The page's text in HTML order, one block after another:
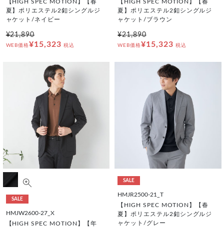
【HIGH SPEC MOTION】【春
夏】ポリエステル2釦シングルジ
ャケット/ネイビー
¥21,890
WEB価格¥15,323 税込
【HIGH SPEC MOTION】【春
夏】ポリエステル2釦シングルジ
ャケット/ブラウン
¥21,890
WEB価格¥15,323 税込
SALE
HMJW2600-27_X
【HIGH SPEC MOTION】【年
SALE
HMJR2500-21_T
【HIGH SPEC MOTION】【春
夏】ポリエステル2釦シングルジ
ャケット/グレー